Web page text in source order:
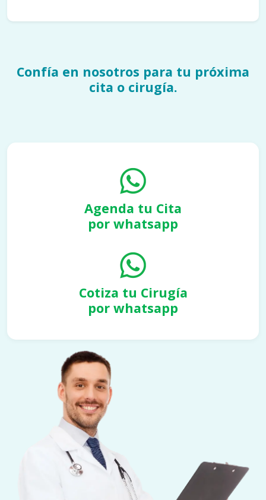
Confía en nosotros para tu próxima
cita o cirugía.
Agenda tu Cita
por whatsapp
Cotiza tu Cirugía
por whatsapp